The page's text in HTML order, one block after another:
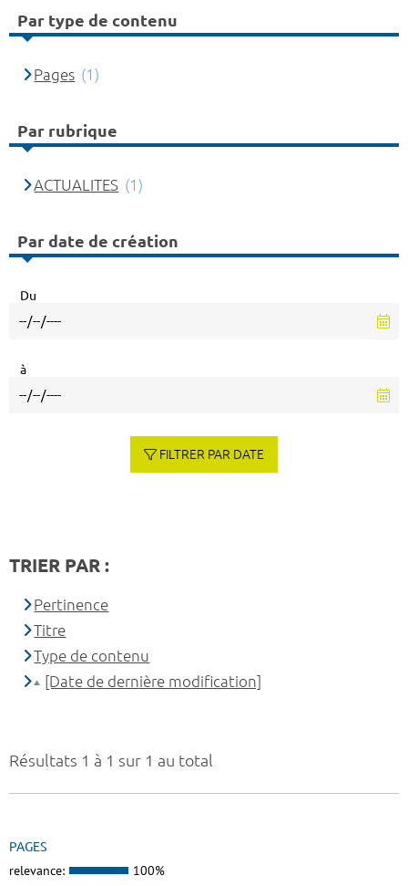
Résultats 1 à 1 sur 1 au total
PAGES
relevance: 100%
Par type de contenu
Pages (1)
Par rubrique
ACTUALITES (1)
Par date de création
Du
à
FILTRER PAR DATE
TRIER PAR :
Pertinence
Titre
Type de contenu
[Date de dernière modification]